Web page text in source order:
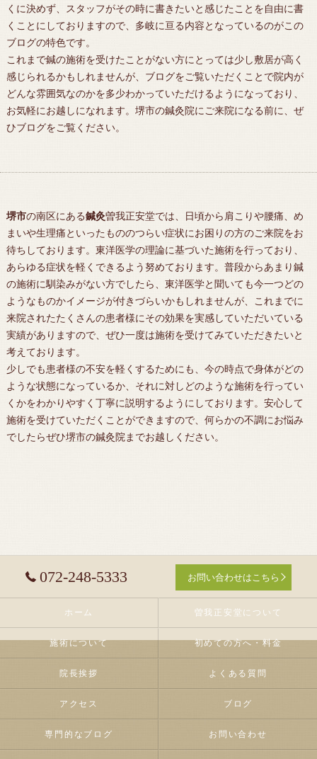
くに決めず、スタッフがその時に書きたいと感じたことを自由に書
くことにしておりますので、多岐に亘る内容となっているのがこの
ブログの特色です。
これまで鍼の施術を受けたことがない方にとっては少し敷居が高く
感じられるかもしれませんが、ブログをご覧いただくことで院内が
どんな雰囲気なのかを多少わかっていただけるようになっており、
お気軽にお越しになれます。堺市の鍼灸院にご来院になる前に、ぜ
ひブログをご覧ください。
堺市の南区にある鍼灸曽我正安堂では、日頃から肩こりや腰痛、め
まいや生理痛といったもののつらい症状にお困りの方のご来院をお
待ちしております。東洋医学の理論に基づいた施術を行っており、
あらゆる症状を軽くできるよう努めております。普段からあまり鍼
の施術に馴染みがない方でしたら、東洋医学と聞いても今一つどの
ようなものかイメージが付きづらいかもしれませんが、これまでに
来院されたたくさんの患者様にその効果を実感していただいている
実績がありますので、ぜひ一度は施術を受けてみていただきたいと
考えております。
少しでも患者様の不安を軽くするためにも、今の時点で身体がどの
ような状態になっているか、それに対しどのような施術を行ってい
くかをわかりやすく丁寧に説明するようにしております。安心して
施術を受けていただくことができますので、何らかの不調にお悩み
でしたらぜひ堺市の鍼灸 院までお越しください。
072-248-5333 お問い合わせはこちら
ホーム 曽我正安堂について
施術について 初めての方へ・料金
院長挨拶 よくある質問
アクセス ブログ
専門的なブログ お問い合わせ